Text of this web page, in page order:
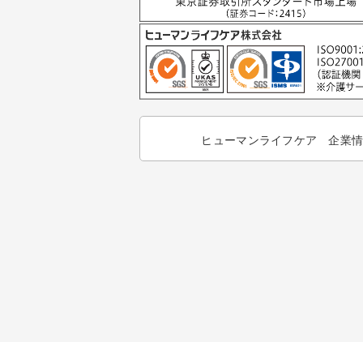
ヒューマンライフケア 企業